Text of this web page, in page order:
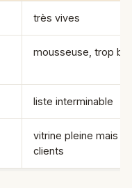
très vives
mousseuse, trop
liste interminable
vitrine pleine mais
clients